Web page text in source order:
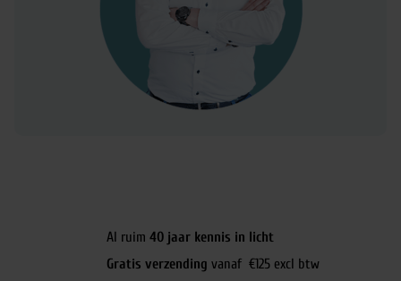
Al ruim 40 jaar kennis in licht
Gratis verzending vanaf €125 excl btw